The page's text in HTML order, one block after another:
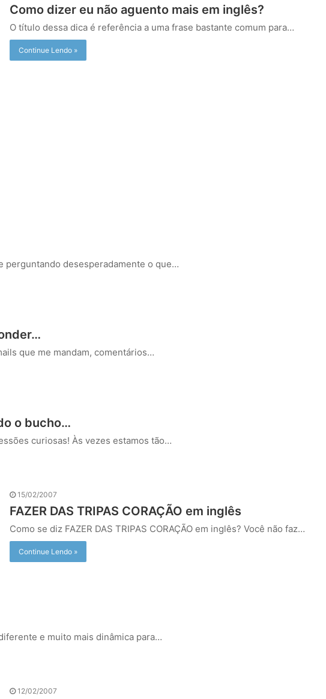
Como dizer eu não aguento mais em inglês?
O título dessa dica é referência a uma frase bastante comum para…
Continue Lendo »
perguntando desesperadamente o que…
que me mandam, comentários…
o bucho…
curiosas! Às vezes estamos tão…
15/02/2007
FAZER DAS TRIPAS CORAÇÃO em inglês
Como se diz FAZER DAS TRIPAS CORAÇÃO em inglês? Você não faz…
Continue Lendo »
e muito mais dinâmica para…
12/02/2007